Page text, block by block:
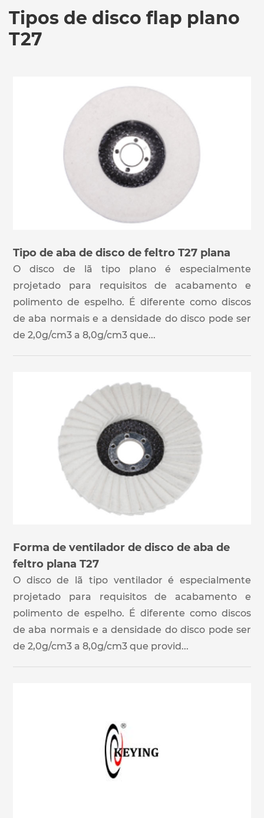
Tipos de disco flap plano
T27
Tipo de aba de disco de feltro T27 plana
O disco de lã tipo plano é especialmente
projetado para requisitos de acabamento e
polimento de espelho. É diferente como discos
de aba normais e a densidade do disco pode ser
de 2,0g/cm3 a 8,0g/cm3 que...
Forma de ventilador de disco de aba de
feltro plana T27
O disco de lã tipo ventilador é especialmente
projetado para requisitos de acabamento e
polimento de espelho. É diferente como discos
de aba normais e a densidade do disco pode ser
de 2,0g/cm3 a 8,0g/cm3 que provid...